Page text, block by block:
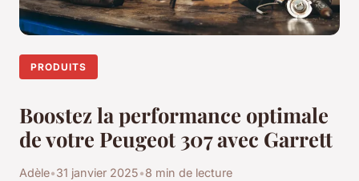
PRODUITS
Boostez la performance optimale
de votre Peugeot 307 avec Garrett
Adèle•31 janvier 2025•8 min de lecture